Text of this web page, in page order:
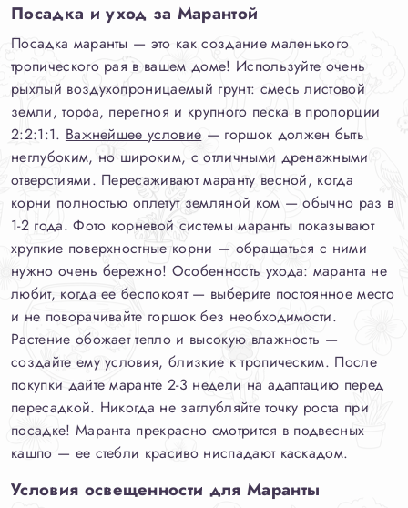
Посадка и уход за Марантой
Посадка маранты — это как создание маленького
тропического рая в вашем доме! Используйте очень
рыхлый воздухопроницаемый грунт: смесь листовой
земли, торфа, перегноя и крупного песка в пропорции
2:2:1:1. Важнейшее условие — горшок должен быть
неглубоким, но широким, с отличными дренажными
отверстиями. Пересаживают маранту весной, когда
корни полностью оплетут земляной ком — обычно раз в
1-2 года. Фото корневой системы маранты показывают
хрупкие поверхностные корни — обращаться с ними
нужно очень бережно! Особенность ухода: маранта не
любит, когда ее беспокоят — выберите постоянное место
и не поворачивайте горшок без необходимости.
Растение обожает тепло и высокую влажность —
создайте ему условия, близкие к тропическим. После
покупки дайте маранте 2-3 недели на адаптацию перед
пересадкой. Никогда не заглубляйте точку роста при
посадке! Маранта прекрасно смотрится в подвесных
кашпо — ее стебли красиво ниспадают каскадом.
Условия освещенности для Маранты